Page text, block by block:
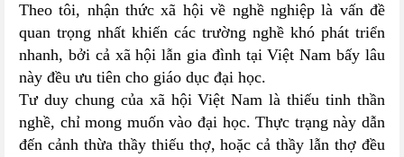
Theo tôi, nhận thức xã hội về nghề nghiệp là vấn đề
quan trọng nhất khiến các trường nghề khó phát triển
nhanh, bởi cả xã hội lẫn gia đình tại Việt Nam bấy lâu
này đều ưu tiên cho giáo dục đại học.
Tư duy chung của xã hội Việt Nam là thiếu tinh thần
nghề, chỉ mong muốn vào đại học. Thực trạng này dẫn
đến cảnh thừa thầy thiếu thợ, hoặc cả thầy lẫn thợ đều